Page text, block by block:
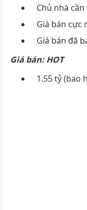
Chủ nhà
Giá bán cực
Giá bán đã
Giá bán: HOT
1.55 tỷ (bao